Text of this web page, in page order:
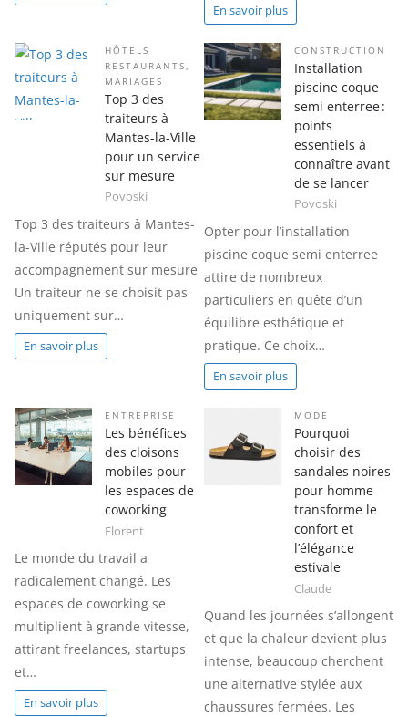
En savoir plus
HÔTELS
RESTAURANTS,
MARIAGES
Top 3 des
traiteurs à
Mantes-la-Ville
pour un service
sur mesure
Povoski
Top 3 des traiteurs à Mantes-
la-Ville réputés pour leur
accompagnement sur mesure
Un traiteur ne se choisit pas
uniquement sur…
En savoir plus
CONSTRUCTION
Installation
piscine coque
semi enterree :
points
essentiels à
connaître avant
de se lancer
Povoski
Opter pour l’installation
piscine coque semi enterree
attire de nombreux
particuliers en quête d’un
équilibre esthétique et
pratique. Ce choix…
En savoir plus
ENTREPRISE
Les bénéfices
des cloisons
mobiles pour
les espaces de
coworking
Florent
Le monde du travail a
radicalement changé. Les
espaces de coworking se
multiplient à grande vitesse,
attirant freelances, startups
et…
En savoir plus
MODE
Pourquoi
choisir des
sandales noires
pour homme
transforme le
confort et
l’élégance
estivale
Claude
Quand les journées s’allongent
et que la chaleur devient plus
intense, beaucoup cherchent
une alternative stylée aux
chaussures fermées. Les